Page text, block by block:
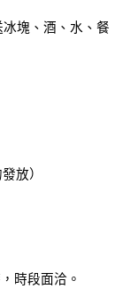
塊、酒、水、餐
放）
時段面洽。